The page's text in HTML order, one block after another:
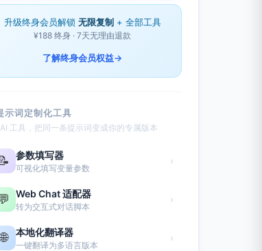
升级终身会员解锁 无限复制 + 全部工具
¥188 终身 · 7天无理由退款
了解终身会员权益→
词定制化工具
工具，把同一条提示词变成你的专属版本
参数填写器
可视化填写变量参数
›
Web Chat 适配器
转为交互式对话脚本
›
🌐 本地化翻译器
一键翻译为多语言版本
›